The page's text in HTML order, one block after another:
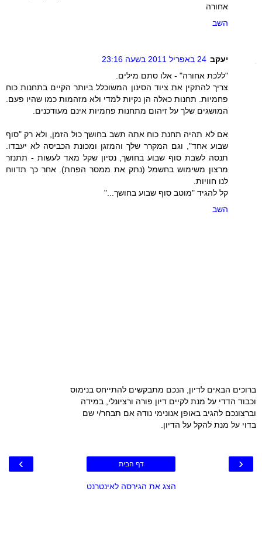
אחורה
השב
יעקב 24 באפריל 2011 בשעה 23:16
"ללכת אחורה" - אלו סתם מילים.
צריך להתקין את ציוד הסינון המשוכלל ביותר הקיים בתחנות כוח
פחמיות. תחנות כאלה הן נקיות למדי ולא מזהמות כמו שהיו פעם.
המושגים שלך על זיהום מתחנות פחמיות אינם מעודכנים.
אם לא תהיה תחנת כוח אתה תשב בחושך כול הזמן, ולא רק "סוף
שבוע אחד", וגם המקרר שלך והמזגן ומכונת הכביסה לא יעבדו.
תנסה לשבת סוף שבוע בחושך, נסיון שקל מאד לעשות - תתנזר
מרצון משימוש בחשמל (נתק את ממסר הפחת). אחר כך תדווח
לנו חוויות.
קל להגיד "מוטב סוף שבוע בחושך..."
השב
ברוכים הבאים לדיון, הנכם מתבקשים להתייחס בנימוס
וכבוד הדדי על מנת לקיים דיון פורה ורציונלי, במידה
וברצונכם להגיב באופן אנונימי נודה אם תבחר/י שם
בדוי על מנת להקל על הדיון.
‹
› דף הבית
הצג את הגירסה לאינטרנט